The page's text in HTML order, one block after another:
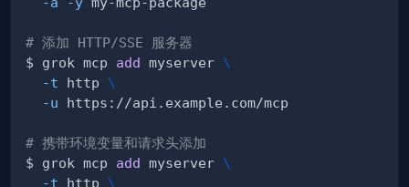
# 添加 HTTP/SSE 服务器
$ grok mcp add myserver \
-t http \
-u
# 携带环境变量和请求头添加
$ grok mcp add myserver \
-t http \